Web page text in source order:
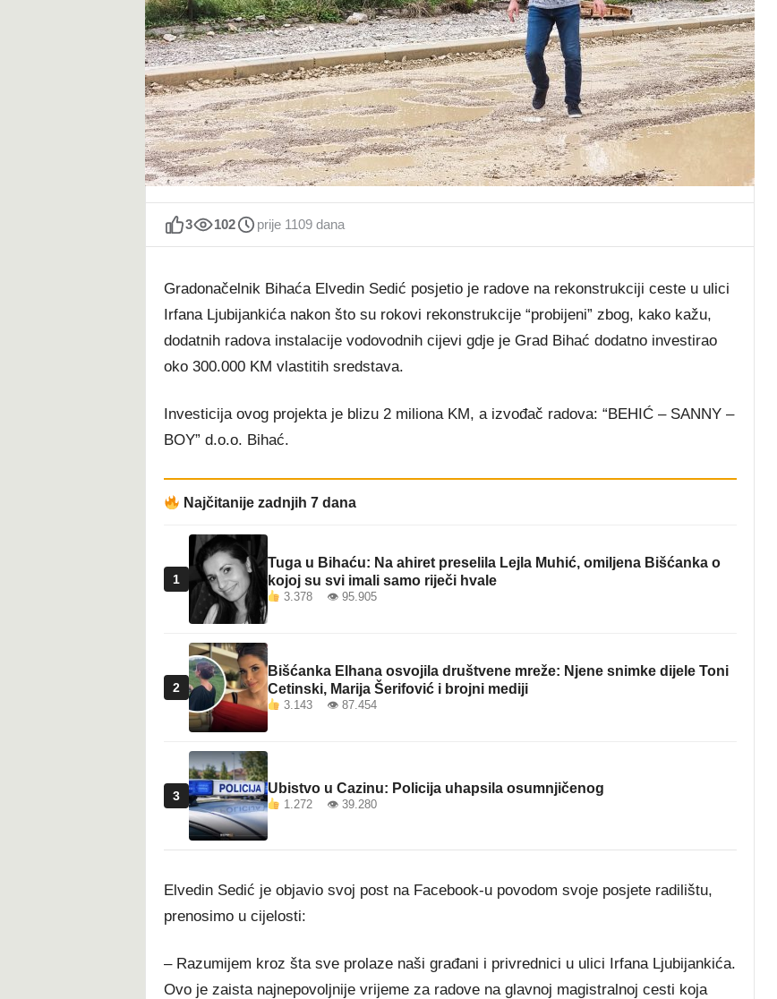
t
3 102 prije 1109 dana
Gradonačelnik Bihaća Elvedin Sedić posjetio je radove na rekonstrukciji ceste u ulici
Irfana Ljubijankića nakon što su rokovi rekonstrukcije “probijeni” zbog, kako kažu,
dodatnih radova instalacije vodovodnih cijevi gdje je Grad Bihać dodatno investirao
oko 300.000 KM vlastitih sredstava.
Investicija ovog projekta je blizu 2 miliona KM, a izvođač radova: “BEHIĆ – SANNY –
BOY” d.o.o. Bihać.
Najčitanije zadnjih 7 dana
1
Tuga u Bihaću: Na ahiret preselila Lejla Muhić, omiljena Bišćanka o
kojoj su svi imali samo riječi hvale
3.378 👁 95.905
2
Bišćanka Elhana osvojila društvene mreže: Njene snimke dijele Toni
Cetinski, Marija Šerifović i brojni mediji
3.143 👁 87.454
3 Ubistvo u Cazinu: Policija uhapsila osumnjičenog
1.272 👁 39.280
Elvedin Sedić je objavio svoj post na Facebook-u povodom svoje posjete radilištu,
prenosimo u cijelosti:
– Razumijem kroz šta sve prolaze naši građani i privrednici u ulici Irfana Ljubijankića.
Ovo je zaista najnepovoljnije vrijeme za radove na glavnoj magistralnoj cesti koja